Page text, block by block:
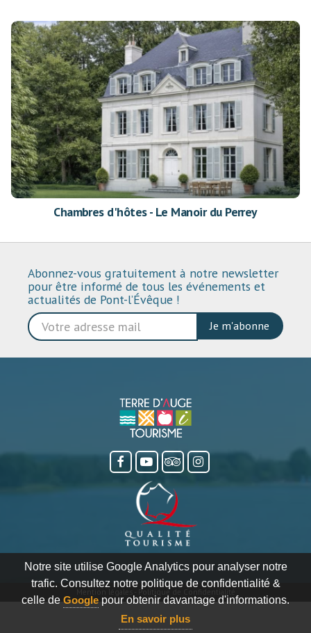
Notre site utilise Google Analytics pour analyser notre
trafic. Consultez notre politique de confidentialité &
celle de Google pour obtenir davantage d'informations.
En savoir plus
Chambres d'hôtes - Le Manoir du Perrey
Abonnez-vous gratuitement à notre newsletter
pour être informé de tous les événements et
actualités de Pont-l’Évêque !
Je m'abonne
Politique de Confidentialité